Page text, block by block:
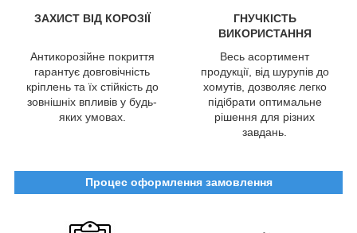
ЗАХИСТ ВІД КОРОЗІЇ
ГНУЧКІСТЬ
ВИКОРИСТАННЯ
Антикорозійне покриття
гарантує довговічність
кріплень та їх стійкість до
зовнішніх впливів у будь-
яких умовах.
Весь асортимент
продукції, від шурупів до
хомутів, дозволяє легко
підібрати оптимальне
рішення для різних
завдань.
Процес оформлення замовлення